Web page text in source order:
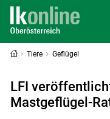
Tiere Geflügel
LFI
Mastgeflügel-